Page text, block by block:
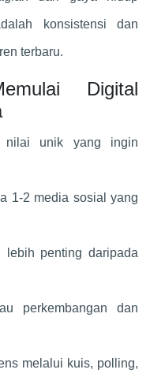
konsistensi dan
terbaru.
Digital
nilai unik yang ingin
1-2 media sosial yang
lebih penting daripada
perkembangan dan
melalui kuis, polling,